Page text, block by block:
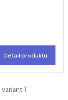
Detail produktu
variant )